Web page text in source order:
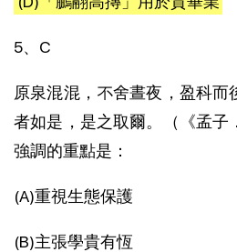
5、C
原泉混混，不舍晝夜，盈科而
者如是，是之取爾。（《孟子
強調的重點是：
(A)重視生態保護
(B)主張學貴有恆